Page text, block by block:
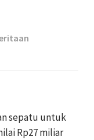
sepatu untuk
Rp27 miliar